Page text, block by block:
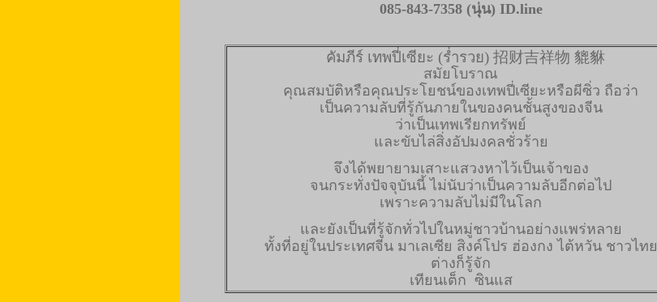
085-843-7358 (นุ่น) ID.line
คัมภีร์ เทพปี่เซียะ (ร่ำรวย) 招财吉祥物 貔貅
สมัยโบราณ
คุณสมบัติหรือคุณประโยชน์ของเทพปี่เซียะหรือผีซิ่ว ถือว่า
เป็นความลับที่รู้กันภายในของคนชั้นสูงของจีน
ว่าเป็นเทพเรียกทรัพย์
และขับไล่สิ่งอัปมงคลชั่วร้าย
จึงได้พยายามเสาะแสวงหาไว้เป็นเจ้าของ
จนกระทั่งปัจจุบันนี้ ไม่นับว่าเป็นความลับอีกต่อไป
เพราะความลับไม่มีในโลก
และยังเป็นที่รู้จักทั่วไปในหมู่ชาวบ้านอย่างแพร่หลาย
ทั้งที่อยู่ในประเทศจีน มาเลเซีย สิงค์โปร ฮ่องกง ไต้หวัน ชาวไทย
ต่างก็รู้จัก
เทียนเต็ก ซินแส